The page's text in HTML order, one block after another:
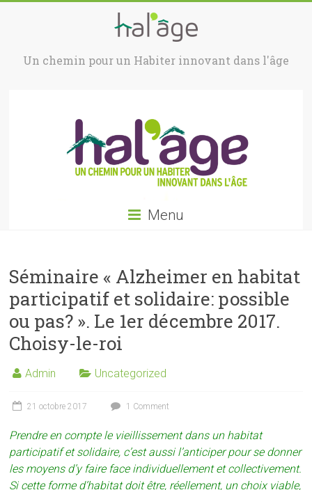
Un chemin pour un Habiter innovant dans l'âge
Menu
Séminaire « Alzheimer en habitat
participatif et solidaire: possible
ou pas? ». Le 1er décembre 2017.
Choisy-le-roi
Admin Uncategorized
21 octobre 2017 1 Comment
Prendre en compte le vieillissement dans un habitat
participatif et solidaire, c’est aussi l’anticiper pour se donner
les moyens d’y faire face individuellement et collectivement.
Si cette forme d’habitat doit être, réellement, un choix viable,